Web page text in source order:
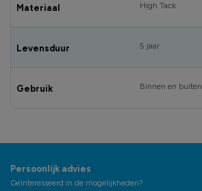
Materiaal High Tack
Levensduur 5 jaar
Gebruik Binnen en buiten
Persoonlijk advies
Geïnteresseerd in de mogelijkheden?